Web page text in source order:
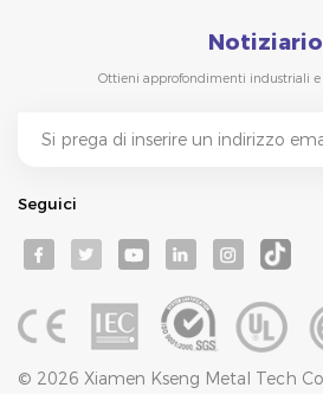
Notiziario
Ottieni approfondimenti industriali e
Seguici
© 2026 Xiamen Kseng Metal Tech